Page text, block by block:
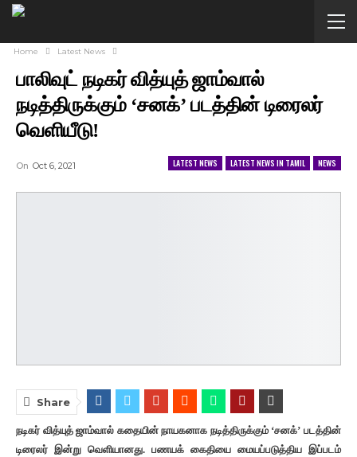
Home Latest News
பாலிவுட் நடிகர் வித்யுத் ஜாம்வால்
நடித்திருக்கும் ‘சனக்’ படத்தின் டிரைலர்
வெளியீடு!
LATEST NEWS LATEST NEWS IN TAMIL NEWS
On Oct 6, 2021
Share
நடிகர் வித்யுத் ஜாம்வால் கதையின் நாயகனாக நடித்திருக்கும் ‘சனக்’ படத்தின்
டிரைலர் இன்று வெளியானது. பணயக் கைதியை மையப்படுத்திய இப்படம்